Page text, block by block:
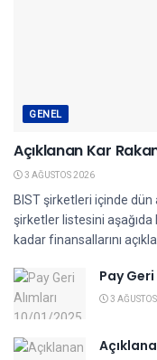
GENEL
Açıklanan Kar
3 AĞUSTOS 2026
BIST şirketleri içinde dün
şirketler listesini
kadar finansallarını
Pay
3